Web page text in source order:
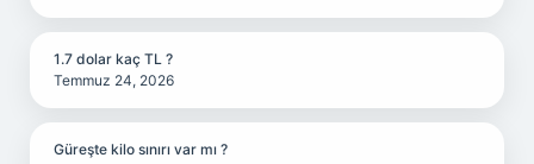
1.7 dolar kaç TL ?
Temmuz 24, 2026
Güreşte kilo sınırı var mı ?